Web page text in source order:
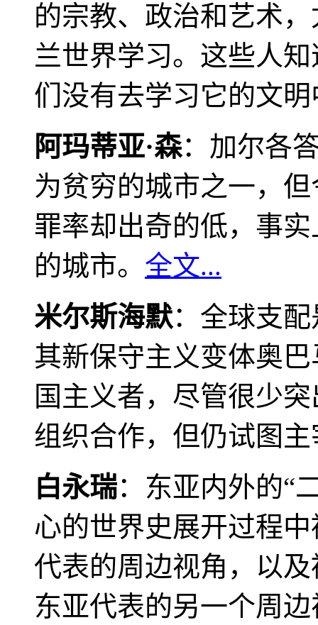
的宗教、政治和艺术
兰世界学习。这些人
们没有去学习它的文
阿玛蒂亚·森：加尔各
为贫穷的城市之一，
罪率却出奇的低，事
的城市。 全文...
米尔斯海默：全球支
其新保守主义变体奥
国主义者，尽管很少
组织合作，但仍试图
白永瑞：东亚内外的“
心的世界史展开过程
代表的周边视角，以
东亚代表的另一个周